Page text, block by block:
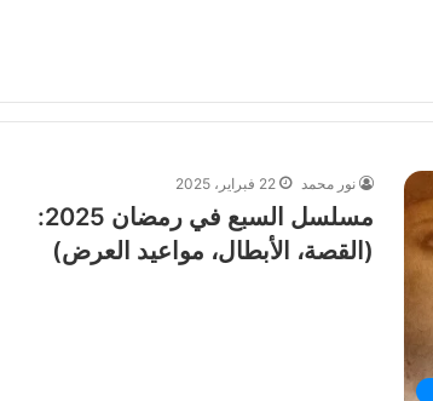
نور محمد 22 فبراير، 2025
مسلسل السبع في رمضان 2025:
(القصة، الأبطال، مواعيد العرض)